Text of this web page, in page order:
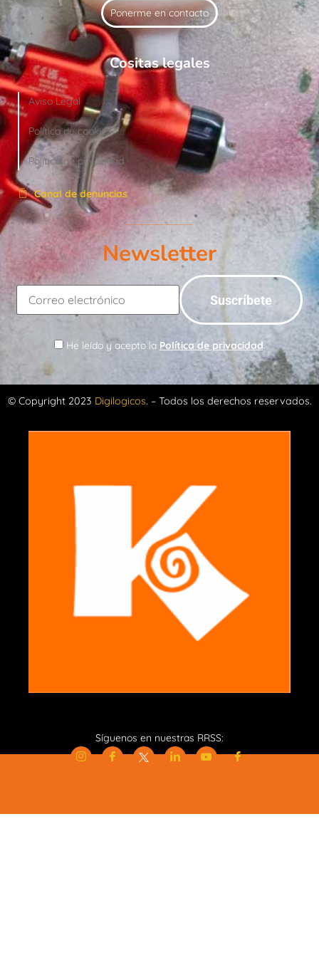
Ponerme en contacto
Cositas legales
Aviso Legal
Política de cookies
Política de privacidad
Canal de denuncias
Newsletter
He leído y acepto la Política de privacidad
© Copyright 2023 Digilogicos. – Todos los derechos reservados.
Síguenos en nuestras RRSS: